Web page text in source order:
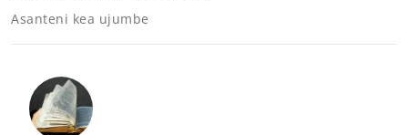
Asanteni kea ujumbe